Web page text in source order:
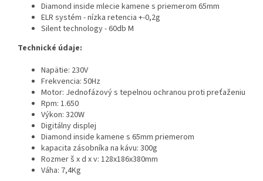
Diamond inside mlecie kamene s priemerom 65mm
ELR systém - nízka retencia +-0,2g
Silent technology - 60db M
Technické údaje:
Napätie: 230V
Frekvencia: 50Hz
Motor: Jednofázový s tepelnou ochranou proti preťaženiu
Rpm: 1.650
Výkon: 320W
Digitálny displej
Diamond inside kamene s 65mm priemerom
kapacita zásobníka na kávu: 300g
Rozmer š x d x v: 128x186x380mm
Váha: 7,4Kg